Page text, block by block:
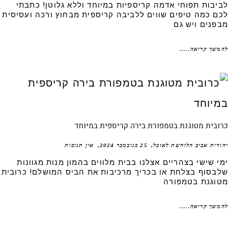
תפוחי אדמה קריספיות במיוחד וללא גלוטן! כתבתי
כמה טיפים שווים ללביבה קריספית מבחוץ ורכה ועסיסית
ויש גם
קריאה.....
מטוגנת בטמפורת בירה קריספית במיוחד
אביב הלוחשת לאוכל 25 בנובמבר 2024 אין תגובות
שישי בצהריים אצלנו בבית מלווים בהמון מנות מגוונות
בצלחת או בכריך מרכיבות את הביס המושלם! כרובית
בטמפורה
קריאה.....